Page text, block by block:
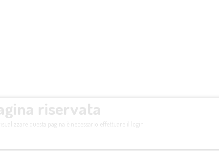
riservata
questa pagina è necessario effettuare il login